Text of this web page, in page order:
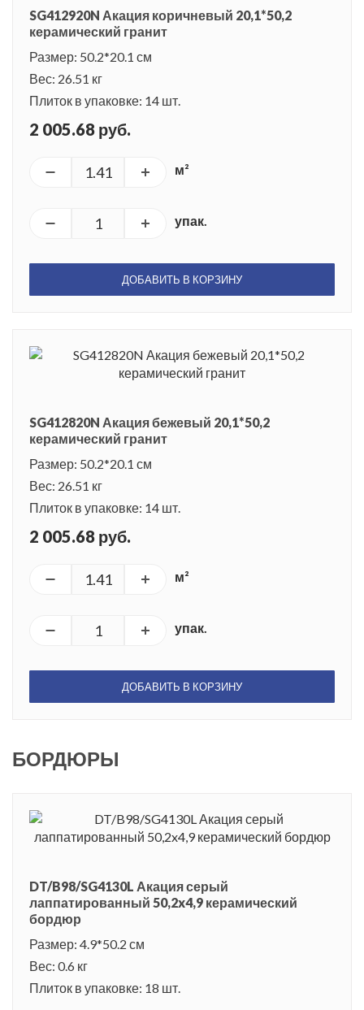
SG412920N Акация коричневый 20,1*50,2
керамический гранит
Размер: 50.2*20.1 см
Вес: 26.51 кг
Плиток в упаковке: 14 шт.
2 005.68 руб.
м²
упак.
ДОБАВИТЬ В КОРЗИНУ
SG412820N Акация бежевый 20,1*50,2
керамический гранит
Размер: 50.2*20.1 см
Вес: 26.51 кг
Плиток в упаковке: 14 шт.
2 005.68 руб.
м²
упак.
ДОБАВИТЬ В КОРЗИНУ
БОРДЮРЫ
DT/B98/SG4130L Акация серый
лаппатированный 50,2x4,9 керамический
бордюр
Размер: 4.9*50.2 см
Вес: 0.6 кг
Плиток в упаковке: 18 шт.